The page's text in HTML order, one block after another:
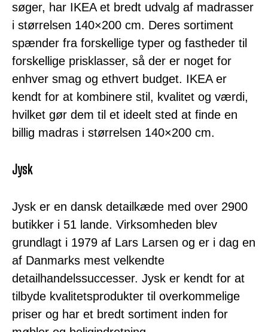
søger, har IKEA et bredt udvalg af madrasser
i størrelsen 140×200 cm. Deres sortiment
spænder fra forskellige typer og fastheder til
forskellige prisklasser, så der er noget for
enhver smag og ethvert budget. IKEA er
kendt for at kombinere stil, kvalitet og værdi,
hvilket gør dem til et ideelt sted at finde en
billig madras i størrelsen 140×200 cm.
Jysk
Jysk er en dansk detailkæde med over 2900
butikker i 51 lande. Virksomheden blev
grundlagt i 1979 af Lars Larsen og er i dag en
af Danmarks mest velkendte
detailhandelssuccesser. Jysk er kendt for at
tilbyde kvalitetsprodukter til overkommelige
priser og har et bredt sortiment inden for